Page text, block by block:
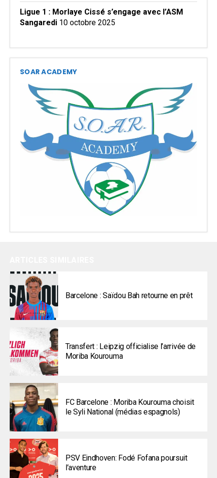
Ligue 1 : Morlaye Cissé s’engage avec l’ASM
Sangaredi 10 octobre 2025
SOAR ACADEMY
Barcelone : Saïdou Bah retourne en prêt
Transfert : Leipzig officialise l’arrivée de
Moriba Kourouma
FC Barcelone : Moriba Kourouma choisit
le Syli National (médias espagnols)
PSV Eindhoven: Fodé Fofana poursuit
l’aventure